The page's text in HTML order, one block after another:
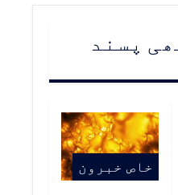
پسند
خاص خبرون